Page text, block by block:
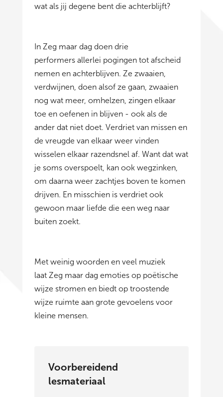
wat als jij degene bent die achterblijft?
In Zeg maar dag doen drie
performers allerlei pogingen tot afscheid
nemen en achterblijven. Ze zwaaien,
verdwijnen, doen alsof ze gaan, zwaaien
nog wat meer, omhelzen, zingen elkaar
toe en oefenen in blijven - ook als de
ander dat niet doet. Verdriet van missen en
de vreugde van elkaar weer vinden
wisselen elkaar razendsnel af. Want dat wat
je soms overspoelt, kan ook wegzinken,
om daarna weer zachtjes boven te komen
drijven. En misschien is verdriet ook
gewoon maar liefde die een weg naar
buiten zoekt.
Met weinig woorden en veel muziek
laat Zeg maar dag emoties op poëtische
wijze stromen en biedt op troostende
wijze ruimte aan grote gevoelens voor
kleine mensen.
Voorbereidend
lesmateriaal